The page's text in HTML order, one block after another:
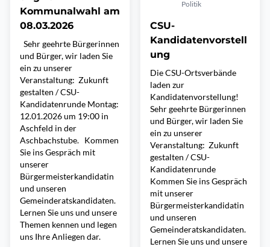
Kommunalwahl am
08.03.2026
Sehr geehrte Bürgerinnen
und Bürger, wir laden Sie
ein zu unserer
Veranstaltung: Zukunft
gestalten / CSU-
Kandidatenrunde Montag:
12.01.2026 um 19:00 in
Aschfeld in der
Aschbachstube. Kommen
Sie ins Gespräch mit
unserer
Bürgermeisterkandidatin
und unseren
Gemeinderatskandidaten.
Lernen Sie uns und unsere
Themen kennen und legen
uns Ihre Anliegen dar.
Politik
CSU-
Kandidatenvorstell
ung
Die CSU-Ortsverbände
laden zur
Kandidatenvorstellung!
Sehr geehrte Bürgerinnen
und Bürger, wir laden Sie
ein zu unserer
Veranstaltung: Zukunft
gestalten / CSU-
Kandidatenrunde
Kommen Sie ins Gespräch
mit unserer
Bürgermeisterkandidatin
und unseren
Gemeinderatskandidaten.
Lernen Sie uns und unsere